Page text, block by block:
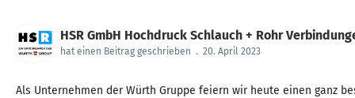
HSR GmbH Hochdruck Schlauch + Rohr
hat einen Beitrag geschrieben . 20. April 2023
Als Unternehmen der Würth Gruppe feiern wir heute einen ganz